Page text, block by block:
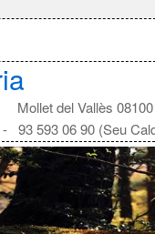
Mollet del Vallès 08100
93 593 06 90 (Seu